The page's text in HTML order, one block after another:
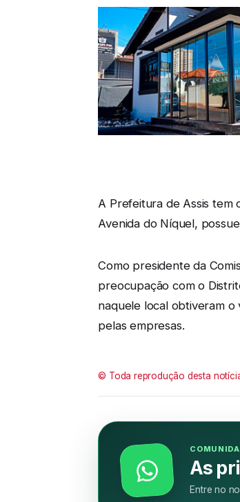
A Prefeitura de Assis tem
Avenida do Níquel,
Como presidente da
preocupação com o
naquele local obtiveram
pelas empresas.
© Toda reprodução desta
As
Entre no